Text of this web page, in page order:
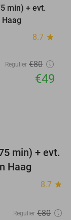
min) + evt.
8.7 star
Regulier €80
€49
39%
min) + evt.
Haag
8.7 star
Regulier €80